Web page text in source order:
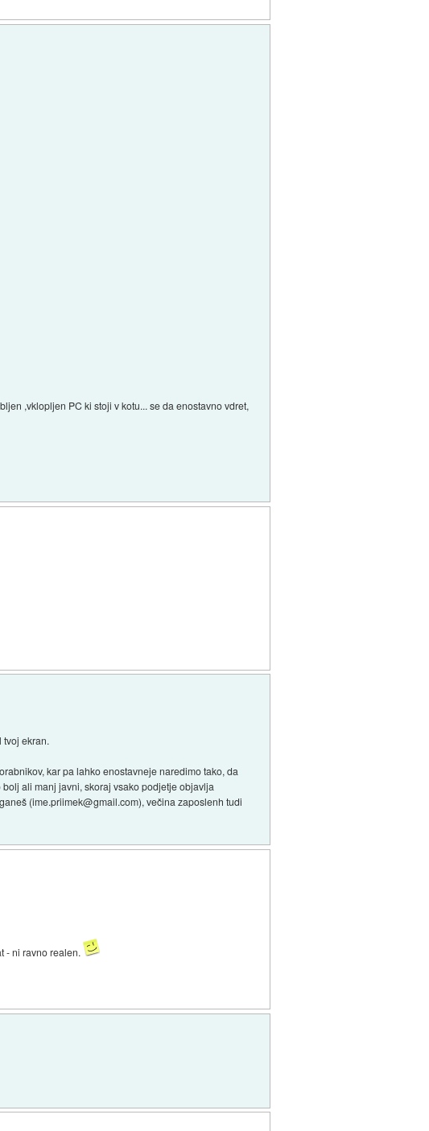
,vklopljen PC ki stoji v kotu... se da enostavno vdret,
tvoj ekran.
kar pa lahko enostavneje naredimo tako, da
ali manj javni, skoraj vsako podjetje objavlja
(ime.priimek@gmail.com), večina zaposlenh tudi
- ni ravno realen.